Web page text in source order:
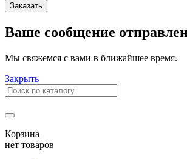
Заказать
Ваше сообщение
Мы свяжемся с вами в ближайшее время.
Закрыть
Корзина
нет товаров